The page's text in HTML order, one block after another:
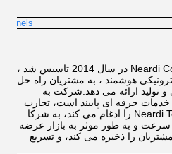
شرکت فناوری شانگهای Neardi Co ، Ltd در سال 2014 تاسیس شد ،
هوشمند ، به مشتریان راه حل
تولید ارائه می دهد.شرکت به
خدمات حرفه ای پایبند است، تجارب
فنی و تجربه صنعت Neardi Technology را ادغام می کند، به شرکا
و به طور موثر به بازار عرضه
را ذخیره می کند، و تسریع